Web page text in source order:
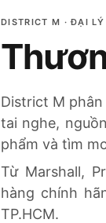
DISTRICT M · ĐẠI
District M
tai nghe,
phẩm và tìm
Từ Marshall,
hàng chính
TP.HCM.